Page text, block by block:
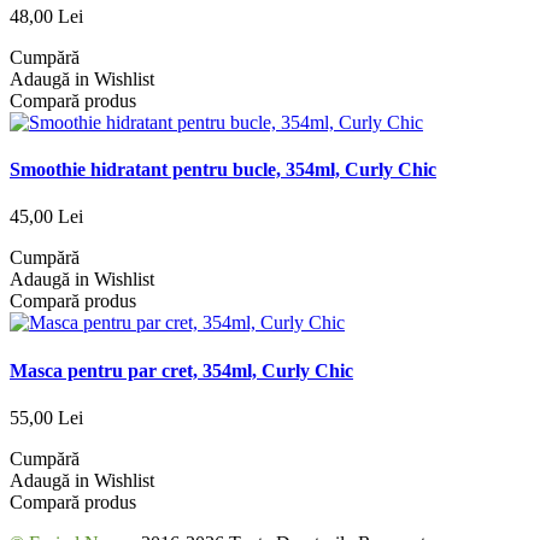
48,00 Lei
Cumpără
Adaugă in Wishlist
Compară produs
Smoothie hidratant pentru bucle, 354ml, Curly Chic
45,00 Lei
Cumpără
Adaugă in Wishlist
Compară produs
Masca pentru par cret, 354ml, Curly Chic
55,00 Lei
Cumpără
Adaugă in Wishlist
Compară produs